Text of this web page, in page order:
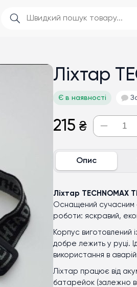
Ліхтар
Є в наявності
215 ₴
Опис
Ліхтар TECHNOMAX
Оснащений сучасним
роботи: яскравий,
Корпус виготовлений
добре лежить у руці.
використання в
Ліхтар працює від
батарейок (залежно